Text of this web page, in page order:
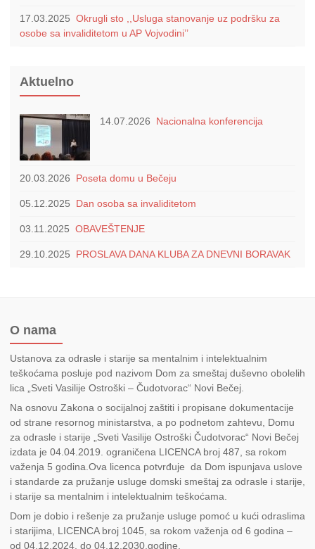
17.03.2025 Okrugli sto ,,Usluga stanovanje uz podršku za
osobe sa invaliditetom u AP Vojvodini’’
Aktuelno
14.07.2026 Nacionalna konferencija
20.03.2026 Poseta domu u Bečeju
05.12.2025 Dan osoba sa invaliditetom
03.11.2025 OBAVEŠTENJE
29.10.2025 PROSLAVA DANA KLUBA ZA DNEVNI BORAVAK
O nama
Ustanova za odrasle i starije sa mentalnim i intelektualnim
teškoćama posluje pod nazivom Dom za smeštaj duševno obolelih
lica „Sveti Vasilije Ostroški – Čudotvorac“ Novi Bečej.
Na osnovu Zakona o socijalnoj zaštiti i propisane dokumentacije
od strane resornog ministarstva, a po podnetom zahtevu, Domu
za odrasle i starije „Sveti Vasilije Ostroški Čudotvorac“ Novi Bečej
izdata je 04.04.2019. ograničena LICENCA broj 487, sa rokom
važenja 5 godina.Ova licenca potvrđuje da Dom ispunjava uslove
i standarde za pružanje usluge domski smeštaj za odrasle i starije,
i starije sa mentalnim i intelektualnim teškoćama.
Dom je dobio i rešenje za pružanje usluge pomoć u kući odraslima
i starijima, LICENCA broj 1045, sa rokom važenja od 6 godina –
od 04.12.2024. do 04.12.2030.godine.